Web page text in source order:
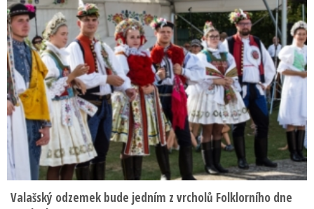
Valašský odzemek bude jedním z vrcholů Folklorního dne